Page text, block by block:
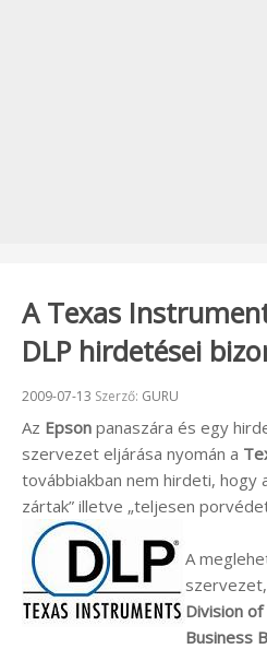
A Texas
DLP hirdetései
Beküldve:
2009-07-13 Szerző: GURU
Az Epson panaszára és egy
szervezet eljárása nyomán a
továbbiakban nem hirdeti, hogy
zártak” illetve „teljesen
A
Division
Business